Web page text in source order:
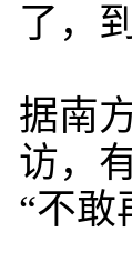
了，
据南
访，
“不敢